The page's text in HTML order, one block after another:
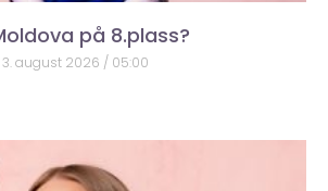
på 8.plass?
3. august 2026 05:00